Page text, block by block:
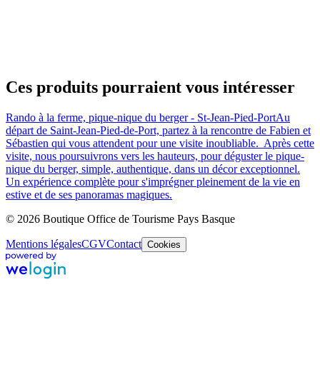
Ces produits pourraient vous intéresser
Rando à la ferme, pique-nique du berger - St-Jean-Pied-PortAu
départ de Saint-Jean-Pied-de-Port, partez à la rencontre de Fabien et
Sébastien qui vous attendent pour une visite inoubliable. Après cette
visite, nous poursuivrons vers les hauteurs, pour déguster le pique-
nique du berger, simple, authentique, dans un décor exceptionnel.
Un expérience complète pour s'imprégner pleinement de la vie en
estive et de ses panoramas magiques.
© 2026 Boutique Office de Tourisme Pays Basque
Mentions légalesCGVContact Cookies